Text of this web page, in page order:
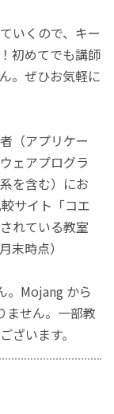
いくので、キー
初めてでも講師
。ぜひお気軽に
（アプリケー
ェアプログラ
を含む）にお
サイト「コエ
れている教室
末時点）
。Mojang から
ません。一部教
ざいます。